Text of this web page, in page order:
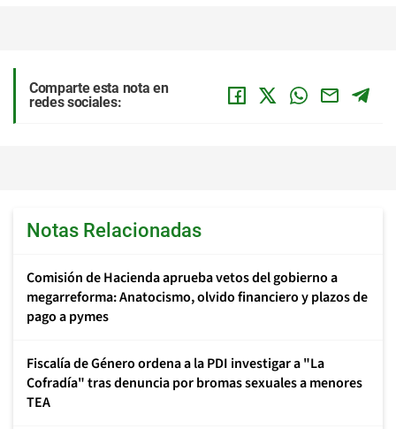
Comparte esta nota en
redes sociales:
Notas Relacionadas
Comisión de Hacienda aprueba vetos del gobierno a
megarreforma: Anatocismo, olvido financiero y plazos de
pago a pymes
Fiscalía de Género ordena a la PDI investigar a "La
Cofradía" tras denuncia por bromas sexuales a menores
TEA